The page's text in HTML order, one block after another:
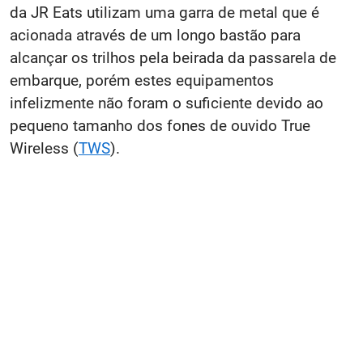
da JR Eats utilizam uma garra de metal que é
acionada através de um longo bastão para
alcançar os trilhos pela beirada da passarela de
embarque, porém estes equipamentos
infelizmente não foram o suficiente devido ao
pequeno tamanho dos fones de ouvido True
Wireless (TWS).